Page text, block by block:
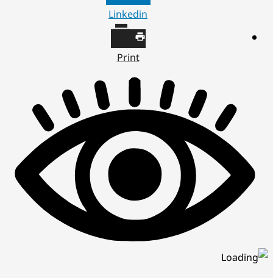
Linkedin
Print